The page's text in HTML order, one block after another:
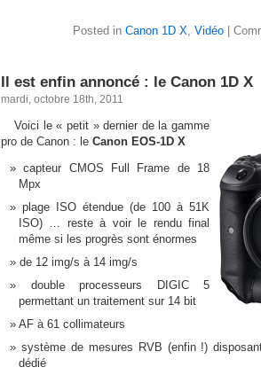
Posted in Canon 1D X, Vidéo
Il est enfin annoncé : le Canon 1D X
mardi, octobre 18th, 2011
Voici le « petit » dernier de la gamme
pro de Canon : le Canon EOS-1D X
capteur CMOS Full Frame de 18
Mpx
plage ISO étendue (de 100 à 51K
ISO) … reste à voir le rendu final
même si les progrès sont énormes
de 12 img/s à 14 img/s
double processeurs DIGIC 5
permettant un traitement sur 14 bit
AF à 61 collimateurs
système de mesures RVB (enfin !)
dédié